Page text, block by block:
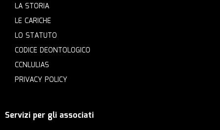
LA STORIA
LE CARICHE
LO STATUTO
CODICE DEONTOLOGICO
CCNLULIAS
PRIVACY POLICY
Servizi per gli associati